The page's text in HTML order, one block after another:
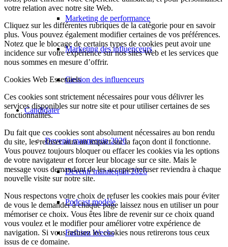
Marketing de performance
Marketing des influenceurs
Gestion des influenceurs
Candidater
Devenir mannequin 2026
Devenir mannequin 2026
Podcast modèle
Fashion Weeks
votre relation avec notre site Web.
Cliquez sur les différentes rubriques de la catégorie pour en savoir
plus. Vous pouvez également modifier certaines de vos préférences.
Notez que le blocage de certains types de cookies peut avoir une
incidence sur votre expérience sur nos sites Web et les services que
nous sommes en mesure d’offrir.
Cookies Web Essentiels
Ces cookies sont strictement nécessaires pour vous délivrer les
services disponibles sur notre site et pour utiliser certaines de ses
fonctionnalités.
Du fait que ces cookies sont absolument nécessaires au bon rendu
du site, les refuser aura un impact sur la façon dont il fonctionne.
Vous pouvez toujours bloquer ou effacer les cookies via les options
de votre navigateur et forcer leur blocage sur ce site. Mais le
message vous demandant de les accepter/refuser reviendra à chaque
nouvelle visite sur notre site.
Nous respectons votre choix de refuser les cookies mais pour éviter
de vous le demander à chaque page laissez nous en utiliser un pour
mémoriser ce choix. Vous êtes libre de revenir sur ce choix quand
vous voulez et le modifier pour améliorer votre expérience de
navigation. Si vous refusez les cookies nous retirerons tous ceux
issus de ce domaine.